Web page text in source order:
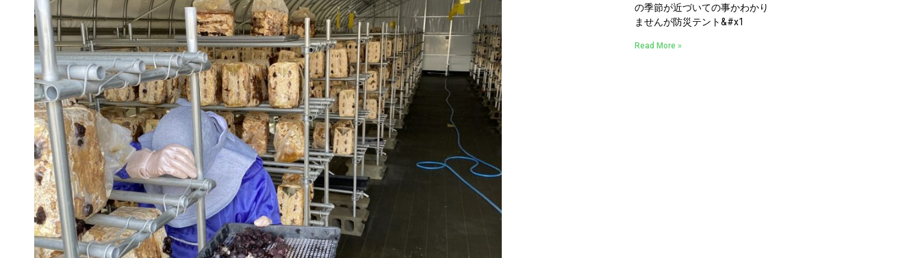
の季節が近づいての事かわかり
ませんが防災テント&#x1
Read More »